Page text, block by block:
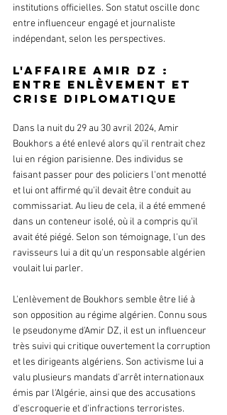
institutions officielles. Son statut oscille donc
entre influenceur engagé et journaliste
indépendant, selon les perspectives.
L'affaire Amir DZ :
entre enlèvement et
crise diplomatique
Dans la nuit du 29 au 30 avril 2024, Amir
Boukhors a été enlevé alors qu'il rentrait chez
lui en région parisienne. Des individus se
faisant passer pour des policiers l'ont menotté
et lui ont affirmé qu'il devait être conduit au
commissariat. Au lieu de cela, il a été emmené
dans un conteneur isolé, où il a compris qu'il
avait été piégé. Selon son témoignage, l'un des
ravisseurs lui a dit qu'un responsable algérien
voulait lui parler.
L'enlèvement de Boukhors semble être lié à
son opposition au régime algérien. Connu sous
le pseudonyme d'Amir DZ, il est un influenceur
très suivi qui critique ouvertement la corruption
et les dirigeants algériens. Son activisme lui a
valu plusieurs mandats d'arrêt internationaux
émis par l'Algérie, ainsi que des accusations
d'escroquerie et d'infractions terroristes.